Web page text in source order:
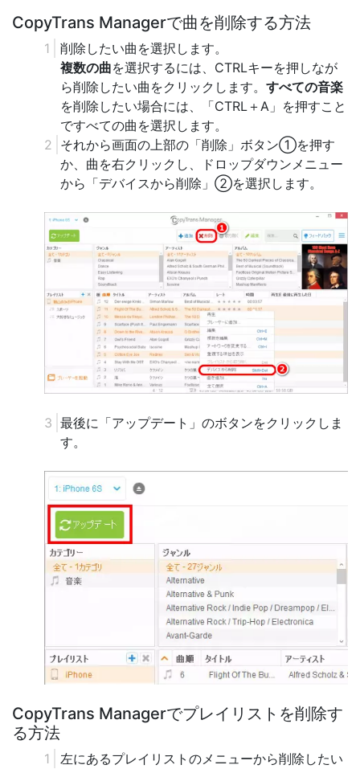
CopyTrans Managerで曲を削除する方法
削除したい曲を選択します。
複数の曲を選択するには、CTRLキーを押しなが
ら削除したい曲をクリックします。 すべての音楽
を削除したい場合には、「CTRL＋A」を押すこと
ですべての曲を選択します。
それから画面の上部の「削除」ボタン①を押す
か、曲を右クリックし、ドロップダウンメニュー
から「デバイスから削除」②を選択します。
最後に「アップデート」のボタンをクリックしま
す。
CopyTrans Managerでプレイリストを削除す
る方法
左にあるプレイリストのメニューから削除したい